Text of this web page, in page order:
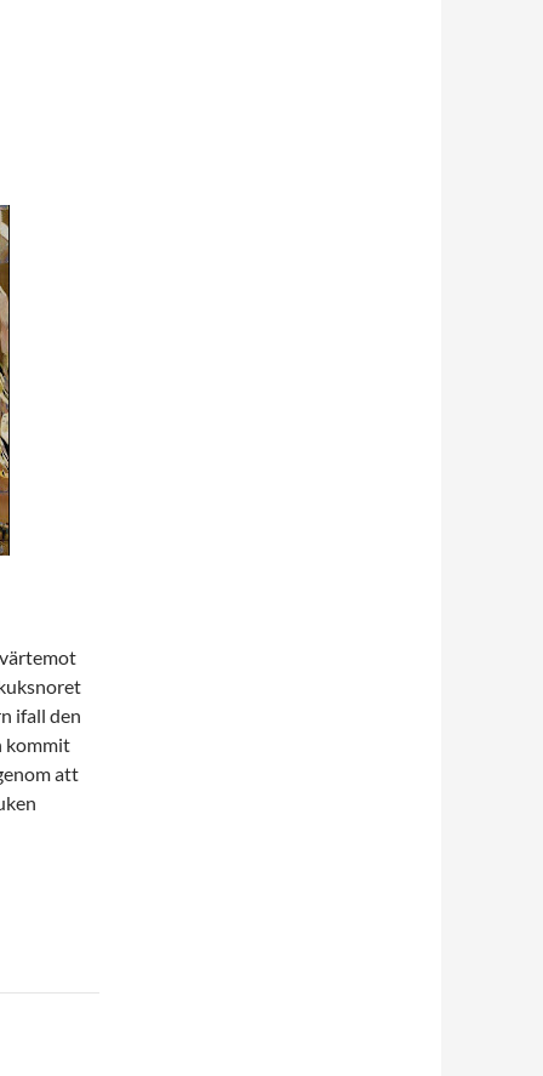
ifall den
kommit
att